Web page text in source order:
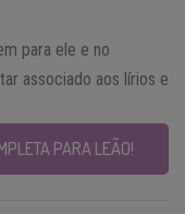
para ele e no
associado aos lírios e
PARA LEÃO!